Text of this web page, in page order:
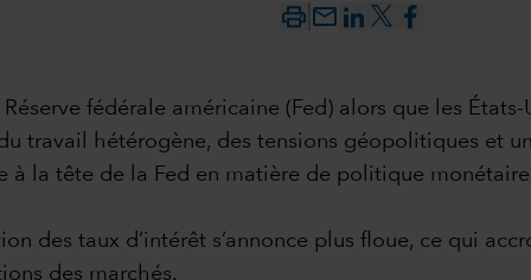
mail_outline
fédérale américaine (Fed) alors que les
travail hétérogène, des tensions géopolitiques et
à la tête de la Fed en matière de politique
des taux d’intérêt s’annonce plus floue, ce qui
des marchés.